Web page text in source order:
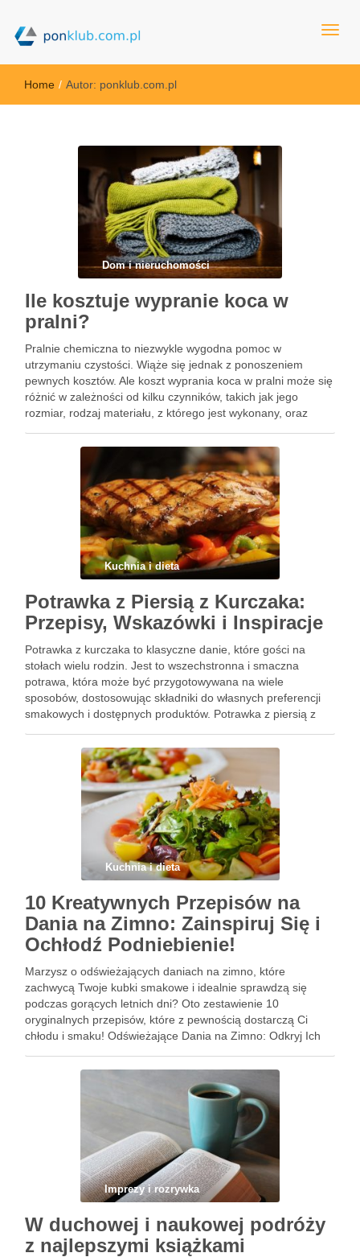
ponklub.com.pl
Home / Autor: ponklub.com.pl
Dom i nieruchomości
Ile kosztuje wypranie koca w
pralni?
Pralnie chemiczna to niezwykle wygodna pomoc w
utrzymaniu czystości. Wiąże się jednak z ponoszeniem
pewnych kosztów. Ale koszt wyprania koca w pralni może się
różnić w zależności od kilku czynników, takich jak jego
rozmiar, rodzaj materiału, z którego jest wykonany, oraz
Kuchnia i dieta
Potrawka z Piersią z Kurczaka:
Przepisy, Wskazówki i Inspiracje
Potrawka z kurczaka to klasyczne danie, które gości na
stołach wielu rodzin. Jest to wszechstronna i smaczna
potrawa, która może być przygotowywana na wiele
sposobów, dostosowując składniki do własnych preferencji
smakowych i dostępnych produktów. Potrawka z piersią z
charakteryzuje się delikatnością mięsa oraz możliwością …
Kuchnia i dieta
10 Kreatywnych Przepisów na
Dania na Zimno: Zainspiruj Się i
Ochłodź Podniebienie!
Marzysz o odświeżających daniach na zimno, które
zachwycą Twoje kubki smakowe i idealnie sprawdzą się
podczas gorących letnich dni? Oto zestawienie 10
oryginalnych przepisów, które z pewnością dostarczą Ci
chłodu i smaku! Odświeżające Dania na Zimno: Odkryj Ich
aromatyczna kompozycja śródziemnomorskich smaków. …
Imprezy i rozrywka
W duchowej i naukowej podróży
z najlepszymi książkami